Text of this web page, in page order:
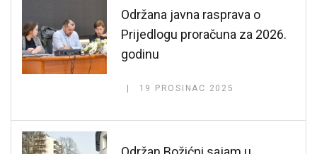
Održana javna rasprava o
Prijedlogu proračuna za 2026.
godinu
19 PROSINAC 2025